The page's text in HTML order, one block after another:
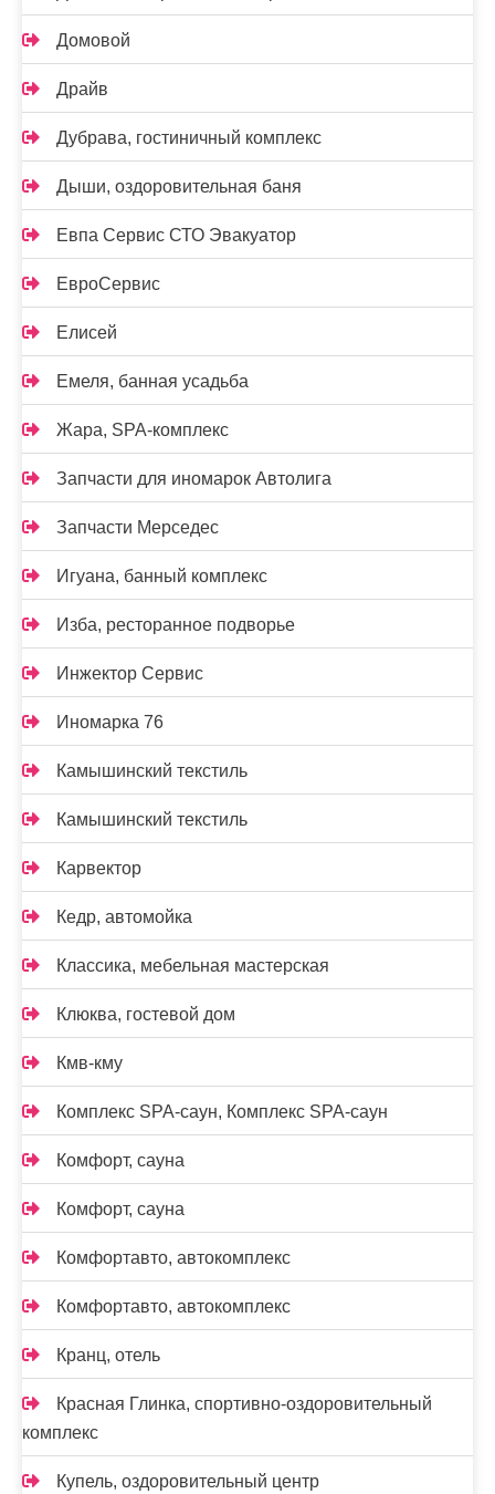
Домовой
Драйв
Дубрава, гостиничный комплекс
Дыши, оздоровительная баня
Евпа Сервис СТО Эвакуатор
ЕвроСервис
Елисей
Емеля, банная усадьба
Жара, SPA-комплекс
Запчасти для иномарок Автолига
Запчасти Мерседес
Игуана, банный комплекс
Изба, ресторанное подворье
Инжектор Сервис
Иномарка 76
Камышинский текстиль
Камышинский текстиль
Карвектор
Кедр, автомойка
Классика, мебельная мастерская
Клюква, гостевой дом
Кмв-кму
Комплекс SPA-саун, Комплекс SPA-саун
Комфорт, сауна
Комфорт, сауна
Комфортавто, автокомплекс
Комфортавто, автокомплекс
Кранц, отель
Красная Глинка, спортивно-оздоровительный
комплекс
Купель, оздоровительный центр